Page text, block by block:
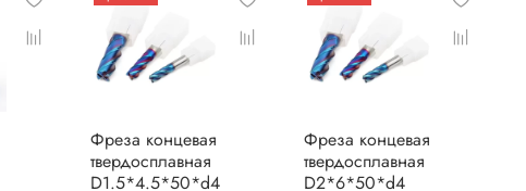
Фреза концевая
твердосплавная
D1.5*4.5*50*d4
Фреза концевая
твердосплавная
D2*6*50*d4